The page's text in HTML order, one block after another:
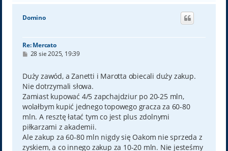
g
Domino
Re: Mercato
P
t
28 sie 2025, 19:39
Duży zawód, a Zanetti i Marotta obiecali duży zakup.
Nie dotrzymali słowa.
Zamiast kupować 4/5 zapchajdziur po 20-25 mln,
wolałbym kupić jednego topowego gracza za 60-80
mln. A resztę łatać tym co jest plus zdolnymi
piłkarzami z akademii.
Ale zakup za 60-80 mln nigdy się Oakom nie sprzeda z
zyskiem, a co innego zakup za 10-20 mln. Nie jesteśmy